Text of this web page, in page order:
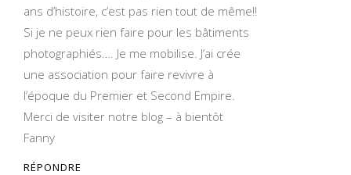
ans d’histoire, c’est pas rien tout de même!!
Si je ne peux rien faire pour les bâtiments
photographiés…. Je me mobilise. J’ai crée
une association pour faire revivre à
l’époque du Premier et Second Empire.
Merci de visiter notre blog – à bientôt
Fanny
RÉPONDRE